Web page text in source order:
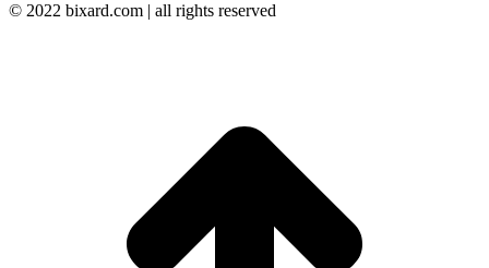
© 2022 bixard.com | all rights reserved